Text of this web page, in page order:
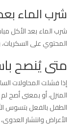
شرب الماء
شرب الماء بعد الأكل
المحتوي على
متى يُنصح
إذا فشلت المحاولات
المنزل، أو بمعنى أصح
الطفل بالفعل بتسوس
الأعراض وانتشار